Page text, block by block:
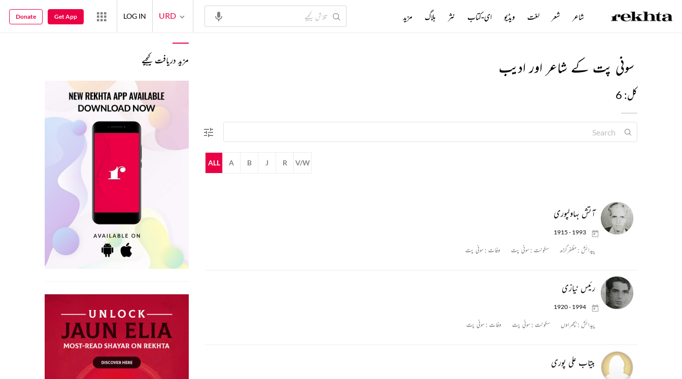
سونی پت کے شاعر اور ادیب
کل: 6
ALL A B J R V/W
آتش بہاولپوری
1915 - 1993
پیدائش :مظفرگڑھ سکونت :سونی پت وفات :سونی پت
رئیس نیازی
1920 - 1994
پیدائش :بچھراوں سکونت :سونی پت وفات :سونی پت
بیتاب علی پوری
مزید دریافت کیجیے
شاعر شعر لغت ویڈیو ای-کتاب نثر بلاگ مزید URD
LOG IN
Get App
Donate